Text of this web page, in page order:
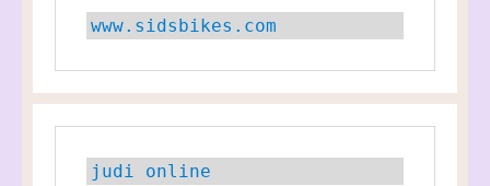
www.sidsbikes.com
judi online